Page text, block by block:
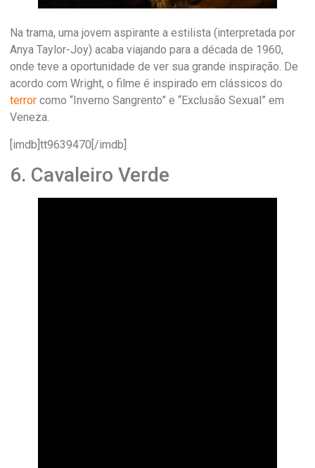
Na trama, uma jovem aspirante a estilista (interpretada por
Anya Taylor-Joy) acaba viajando para a década de 1960,
onde teve a oportunidade de ver sua grande inspiração. De
acordo com Wright, o filme é inspirado em clássicos do
terror como “Inverno Sangrento” e “Exclusão Sexual” em
Veneza.
[imdb]tt9639470[/imdb]
6. Cavaleiro Verde